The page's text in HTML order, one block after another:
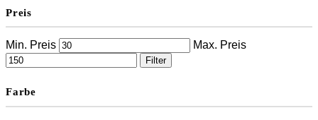
Preis
Min. Preis Max. Preis
Filter
Farbe